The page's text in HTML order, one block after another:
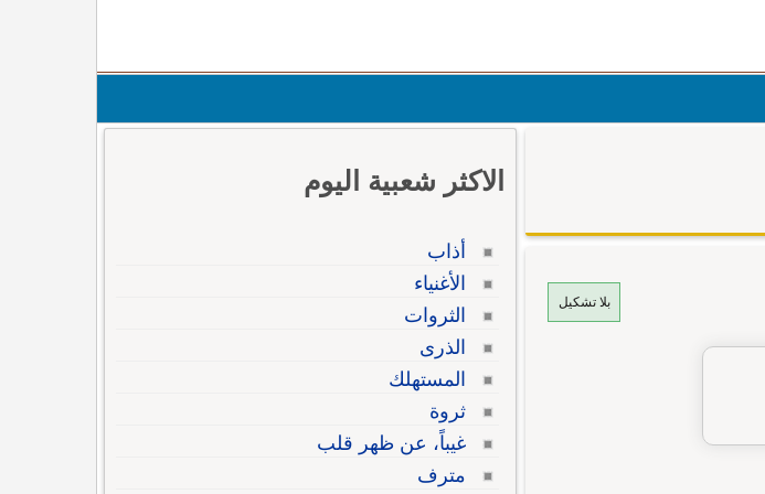
بلا تشكيل
الاكثر شعبية اليوم
أذاب
الأغنياء
الثروات
الذرى
المستهلك
ثروة
غيباً، عن ظهر قلب
مترف